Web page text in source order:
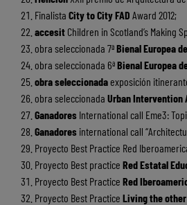
Finalista City to City FAD Award 2012;
accesit Children in Scotland’s Making
obra seleccionada 7ªBienal Europea
obra seleccionada 6ªBienal Europea
obra seleccionadaexposición
obra seleccionada Urban Intervention
Ganadores International call Eme3:
Ganadores international call
Proyecto Best Practice Red
Proyecto Best practice Red Estatal
Proyecto Best Practice Red
Proyecto Best Practice Living the